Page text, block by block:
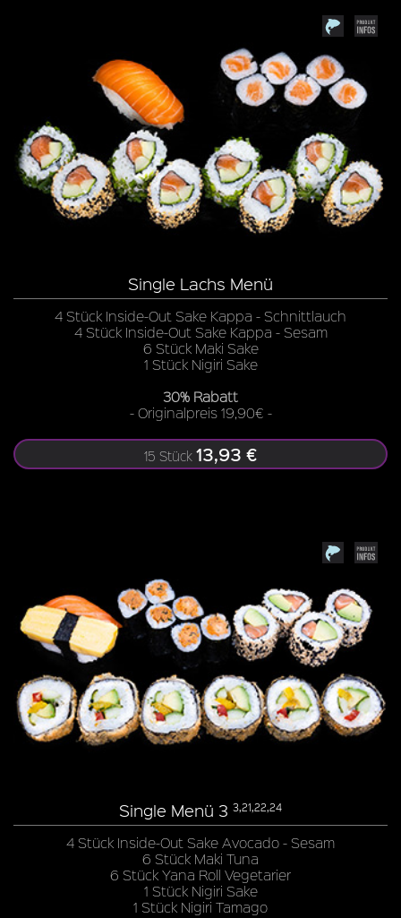
Single Lachs Menü
4 Stück Inside-Out Sake Kappa - Schnittlauch
4 Stück Inside-Out Sake Kappa - Sesam
6 Stück Maki Sake
1 Stück Nigiri Sake
30% Rabatt
- Originalpreis 19,90€ -
15 Stück 13,93 €
Single Menü 3 3,21,22,24
4 Stück Inside-Out Sake Avocado - Sesam
6 Stück Maki Tuna
6 Stück Yana Roll Vegetarier
1 Stück Nigiri Sake
1 Stück Nigiri Tamago